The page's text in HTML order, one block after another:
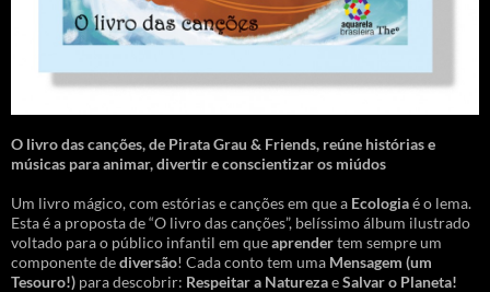
O livro das canções,de Pirata Grau & Friends, reúne histórias e
músicas para animar, divertir e conscientizar os miúdos
Um livro mágico, com estórias e canções em que a Ecologiaé o lema.
Esta é a proposta de “O livro das canções”, belíssimo álbum ilustrado
voltado para o público infantil em queaprendertem sempre um
componente dediversão! Cada conto tem uma Mensagem (um
Tesouro!) para descobrir: Respeitar a NaturezaeSalvar o Planeta!